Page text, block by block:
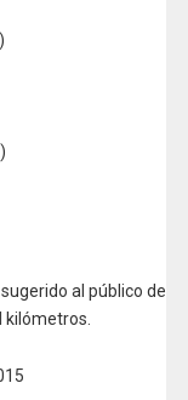
al público de
kilómetros.